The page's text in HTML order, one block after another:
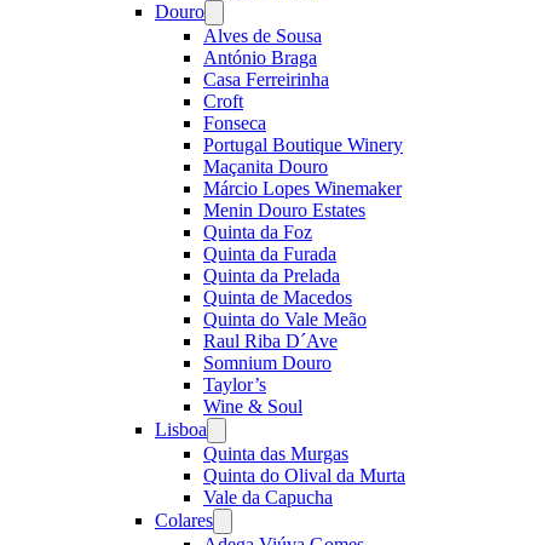
Douro
menu
Alves de Sousa
António Braga
Casa Ferreirinha
Croft
Fonseca
Portugal Boutique Winery
Maçanita Douro
Márcio Lopes Winemaker
Menin Douro Estates
Quinta da Foz
Quinta da Furada
Quinta da Prelada
Quinta de Macedos
Quinta do Vale Meão
Raul Riba D´Ave
Somnium Douro
Taylor’s
Wine & Soul
Lisboa
menu
Quinta das Murgas
Quinta do Olival da Murta
Vale da Capucha
Colares
menu